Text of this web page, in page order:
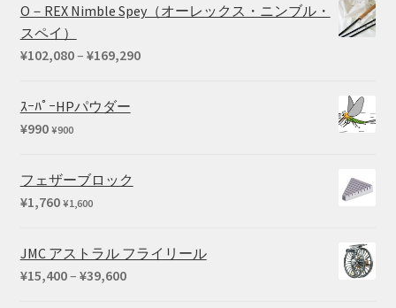
で
し
た。
¥54,450
す。
O－REX Nimble Spey（オーレックス・ニンブル・
スペイ）
¥102,080– ¥169,290価
ｽｰﾊﾟｰHPパウダー
¥990 ¥900
フェザーブロック
¥1,760 ¥1,600
JMC アストラル フライリール
¥15,400– ¥39,600価